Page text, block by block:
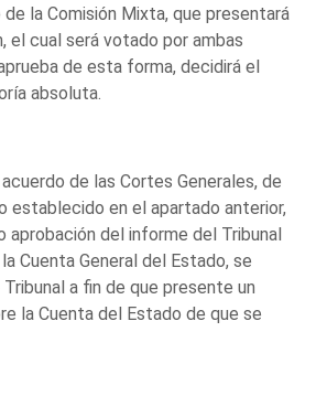
la Comisión Mixta, que presentará
el cual será votado por ambas
de esta forma, decidirá el
absoluta.
de las Cortes Generales, de
establecido en el apartado anterior,
aprobación del informe del Tribunal
Cuenta General del Estado, se
a fin de que presente un
la Cuenta del Estado de que se